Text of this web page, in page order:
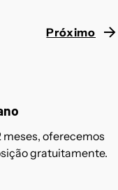
Próximo
meses, oferecemos
gratuitamente.